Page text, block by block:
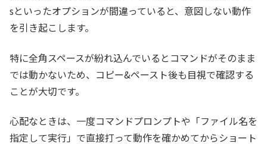
sといったオプションが間違っていると、意図しない動作
を引き起こします。
特に全角スペースが紛れ込んでいるとコマンドがそのまま
では動かないため、コピー&ペースト後も目視で確認する
ことが大切です。
心配なときは、一度コマンドプロンプトや「ファイル名を
指定して実行」で直接打って動作を確かめてからショート